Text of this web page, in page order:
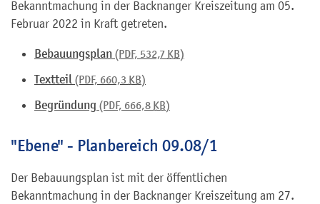
Bekanntmachung in der Backnanger Kreiszeitung am 05.
Februar 2022 in Kraft getreten.
Bebauungsplan (PDF, 532,7KB)
Textteil (PDF, 660,3 KB)
Begründung (PDF, 666,8KB)
"Ebene" - Planbereich 09.08/1
Der Bebauungsplan ist mit der öffentlichen
Bekanntmachung in der Backnanger Kreiszeitung am 27.